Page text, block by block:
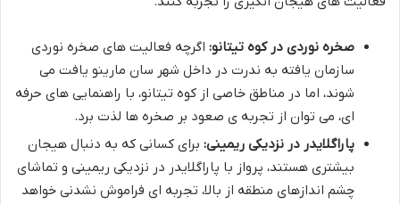
صخره نوردی در کوه تیتانو: اگرچه فعالیت های صخره نوردی
سازمان یافته به ندرت در داخل شهر سان مارینو یافت می
شوند، اما در مناطق خاصی از کوه تیتانو، با راهنمایی های حرفه
ای، می توان از تجربه ی صعود بر صخره ها لذت برد.
پاراگلایدر در نزدیکی ریمینی: برای کسانی که به دنبال هیجان
بیشتری هستند، پرواز با پاراگلایدر در نزدیکی ریمینی و تماشای
چشم اندازهای منطقه از بالا، تجربه ای فراموش نشدنی خواهد